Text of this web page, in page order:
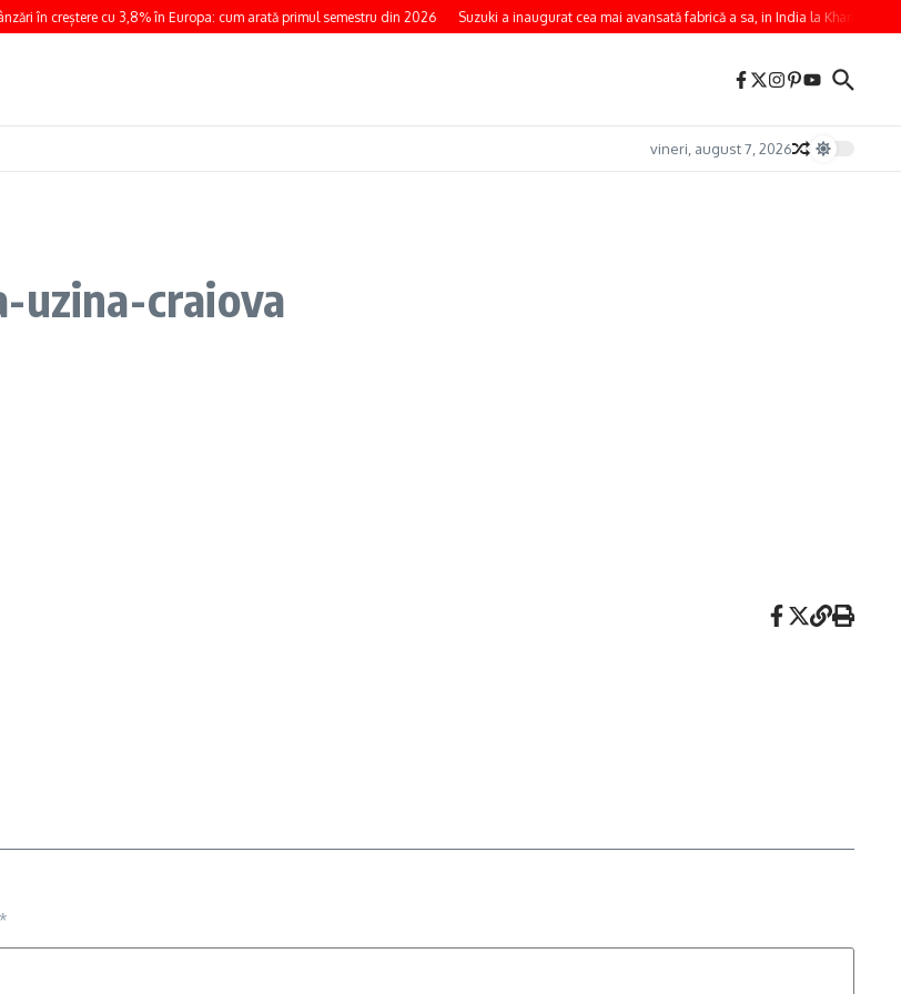
în creștere cu 3,8% în Europa: cum arată primul semestru din 2026 Suzuki a inaugurat cea mai avansată fabrică a sa, in India la Kharkhoda
vineri, august 7, 2026
uzina-craiova
*